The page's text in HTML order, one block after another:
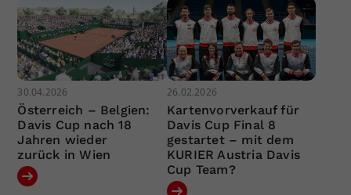
30.04.2026
Österreich – Belgien:
Davis Cup nach 18
Jahren wieder
zurück in Wien
26.02.2026
Kartenvorverkauf für
Davis Cup Final 8
gestartet – mit dem
KURIER Austria Davis
Cup Team?